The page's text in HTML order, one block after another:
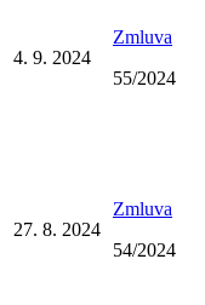
4. 9. 2024
Zmluva
55/2024
27. 8. 2024
Zmluva
54/2024